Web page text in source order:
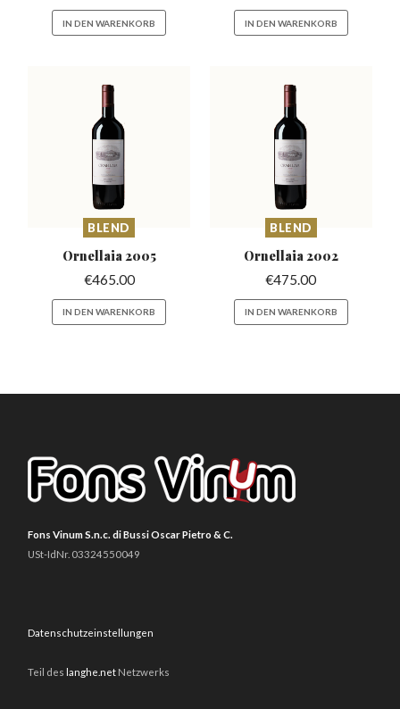
IN DEN WARENKORB IN DEN WARENKORB
BLEND
Ornellaia 2005
€465.00
IN DEN WARENKORB
BLEND
Ornellaia 2002
€475.00
IN DEN WARENKORB
Fons Vinum S.n.c. di Bussi Oscar Pietro & C.
USt-IdNr. 03324550049
Datenschutzeinstellungen
Teil des langhe.net Netzwerks